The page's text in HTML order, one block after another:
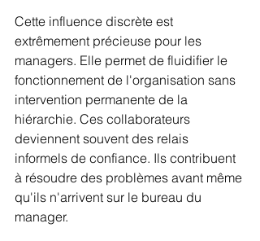
Cette influence discrète est
extrêmement précieuse pour les
managers. Elle permet de fluidifier le
fonctionnement de l'organisation sans
intervention permanente de la
hiérarchie. Ces collaborateurs
deviennent souvent des relais
informels de confiance. Ils contribuent
à résoudre des problèmes avant même
qu'ils n'arrivent sur le bureau du
manager.